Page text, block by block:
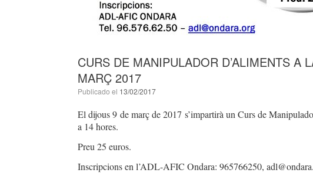
CURS DE MANIPULADOR D’ALIMENTS A
MARÇ 2017
Publicado el 13/02/2017
El dijous 9 de març de 2017 s’impartirà un Curs de
a 14 hores.
Preu 25 euros.
Inscripcions en l’ADL-AFIC Ondara: 965766250,